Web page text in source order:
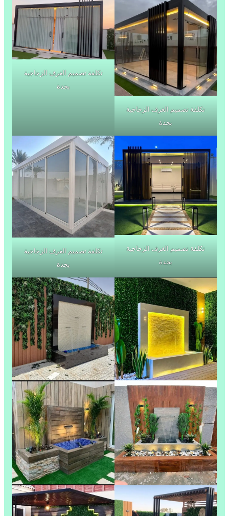
تكلفة تصميم الغرف الزجاجية
بجدة
تكلفة تصميم الغرف الزجاجية
بجدة
تكلفة تصميم الغرف الزجاجية
بجدة
تكلفة تصميم الغرف الزجاجية
بجدة